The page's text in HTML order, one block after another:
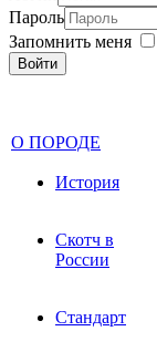
Пароль
Запомнить меня
Войти
О ПОРОДЕ
История
Скотч в
России
Стандарт